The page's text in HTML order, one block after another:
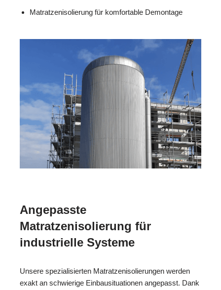
Matratzenisolierung für komfortable Demontage
Angepasste
Matratzenisolierung für
industrielle Systeme
Unsere spezialisierten Matratzenisolierungen werden
exakt an schwierige Einbausituationen angepasst. Dank